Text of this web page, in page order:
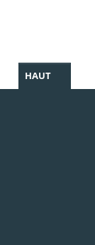
Facebook
profil Twitter
par WhatsApp
HAUT